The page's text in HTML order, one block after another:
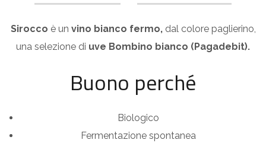
Sirocco è un vino bianco fermo, dal colore paglierino,
una selezione di uve Bombino bianco (Pagadebit).
Buono perché
Biologico
Fermentazione spontanea